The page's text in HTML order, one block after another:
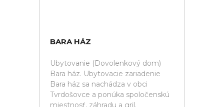
BARA HÁZ
Ubytovanie (Dovolenkový dom)
Bara ház. Ubytovacie zariadenie
Bara ház sa nachádza v obci
Tvrdošovce a ponúka spoločenskú
miestnosť, záhradu a gril.